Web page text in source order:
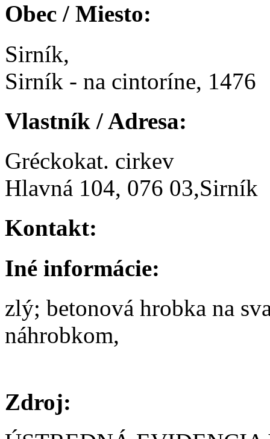
Obec / Miesto:
Sirník,
Sirník - na cintoríne, 1476
Vlastník / Adresa:
Gréckokat. cirkev
Hlavná 104, 076 03,Sirník
Kontakt:
Iné informácie:
zlý; betonová hrobka na
náhrobkom,
Zdroj: